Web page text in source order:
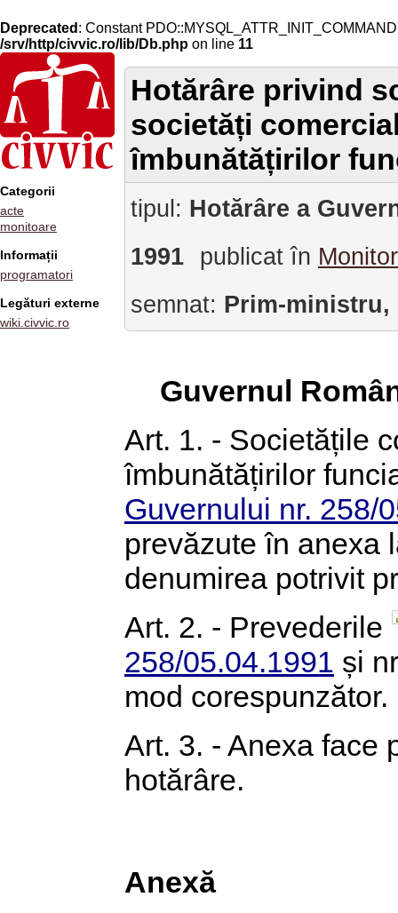
Deprecated : Constant
/srv/http/civvic.ro/lib/Db.php on line 11
Categorii
acte
monitoare
Informații
programatori
Legături externe
wiki.civvic.ro
Hotărâre privind
societăți
îmbunătățirilor
tipul: Hotărâre a
1991
publicat în
semnat: Prim-ministru,
Guvernul
Art. 1. - Societățile
îmbunătățirilor
Guvernului nr. 258/
prevăzute în anexa
denumirea potrivit
Art. 2. - Prevederile
258/05.04.1991 și
mod corespunzător.
Art. 3. - Anexa face
hotărâre.
Anexă